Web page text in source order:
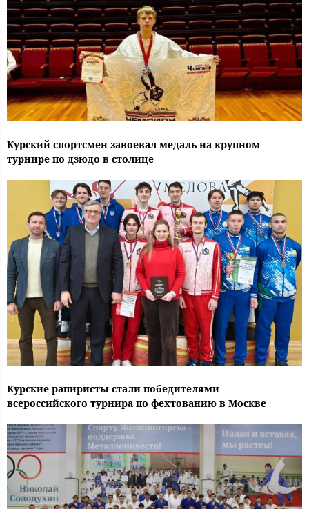
Курский спортсмен завоевал медаль на крупном
турнире по дзюдо в столице
Курские рапиристы стали победителями
всероссийского турнира по фехтованию в Москве